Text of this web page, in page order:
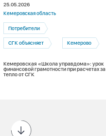
25.05.2026
Кемеровская область
Потребители
СГК объясняет Кемерово
Кемеровская «Школа управдома»: урок
финансовой грамотности при расчетах за
тепло от СГК